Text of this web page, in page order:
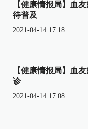
【健康情报局】血
待普及
2021-04-14 17:18
【健康情报局】血
诊
2021-04-14 17:08